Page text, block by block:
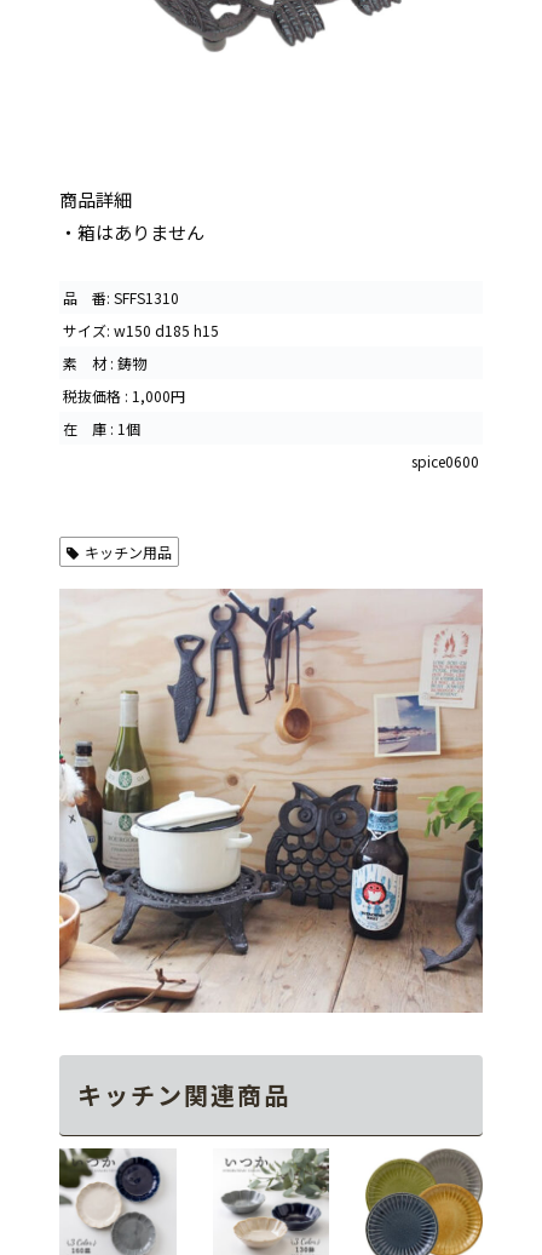
商品詳細
・箱はありません
品 番: SFFS1310
サイズ: w150 d185 h15
素 材 : 鋳物
税抜価格 : 1,000円
在 庫 : 1個
spice0600
キッチン用品
キッチン関連商品